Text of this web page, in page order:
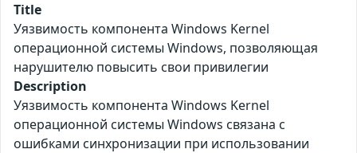
Title
Уязвимость компонента Windows Kernel
операционной системы Windows, позволяющая
нарушителю повысить свои привилегии
Description
Уязвимость компонента Windows Kernel
операционной системы Windows связана c
ошибками синхронизации при использовании